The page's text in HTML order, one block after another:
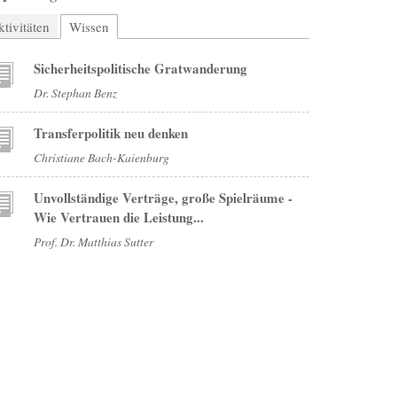
Wissen
Sicherheitspolitische Gratwanderung
Dr. Stephan Benz
Transferpolitik neu denken
Christiane Bach-Kaienburg
Unvollständige Verträge, große Spielräume -
Wie Vertrauen die Leistung...
Prof. Dr. Matthias Sutter